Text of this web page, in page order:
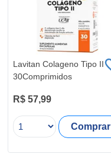
Lavitan Colageno Tipo II
30Comprimidos
R$ 57,99
Comprar